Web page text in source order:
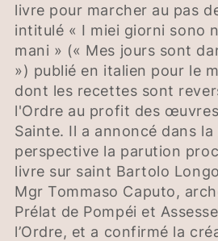
livre pour marcher au pas
intitulé « I miei giorni sono
mani » (« Mes jours sont
») publié en italien pour le
dont les recettes sont
l'Ordre au profit des
Sainte. Il a annoncé dans la
perspective la parution
livre sur saint Bartolo
Mgr Tommaso Caputo,
Prélat de Pompéi et
l’Ordre, et a confirmé la